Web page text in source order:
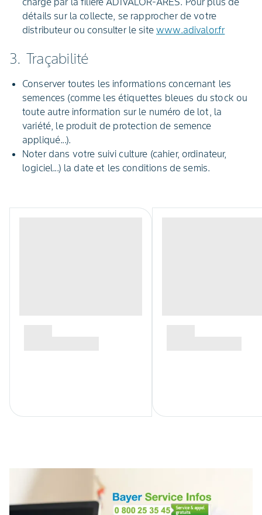
détails sur la collecte, se rapprocher de votre
distributeur ou consulter le sitewww.adivalor.fr
3. Traçabilité
Conserver toutes les informations concernant les
semences (comme les étiquettes bleues du stock ou
toute autre information sur le numéro de lot, la
variété, le produit de protection de semence
appliqué...).
Noter dans votre suivi culture (cahier, ordinateur,
logiciel...) la date et les conditions de semis.